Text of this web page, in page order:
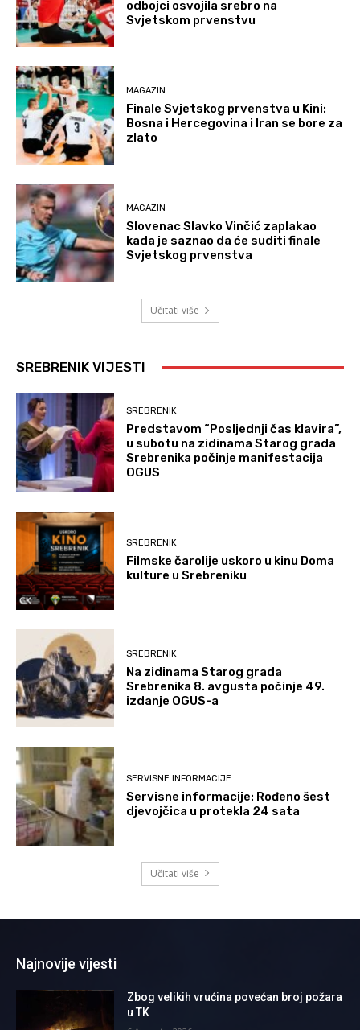
odbojci osvojila srebro na
Svjetskom prvenstvu
MAGAZIN
Finale Svjetskog prvenstva u Kini:
Bosna i Hercegovina i Iran se bore za
zlato
MAGAZIN
Slovenac Slavko Vinčić zaplakao
kada je saznao da će suditi finale
Svjetskog prvenstva
Učitati više
SREBRENIK VIJESTI
SREBRENIK
Predstavom “Posljednji čas klavira”,
u subotu na zidinama Starog grada
Srebrenika počinje manifestacija
OGUS
SREBRENIK
Filmske čarolije uskoro u kinu Doma
kulture u Srebreniku
SREBRENIK
Na zidinama Starog grada
Srebrenika 8. avgusta počinje 49.
izdanje OGUS-a
SERVISNE INFORMACIJE
Servisne informacije: Rođeno šest
djevojčica u protekla 24 sata
Učitati više
Najnovije vijesti
Zbog velikih vrućina povećan broj požara
u TK